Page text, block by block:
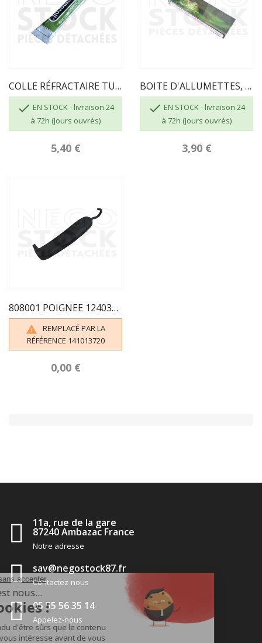
COLLE RÉFRACTAIRE TUBE DE 17 ML
 EN STOCK - livraison 24
à 72h (Jours ouvrés)
5,40 €
BOITE D'ALLUMETTES, 55 Pcs, Longueur 195mm
 EN STOCK - livraison 24
à 72h (Jours ouvrés)
3,90 €
808001 POIGNEE 1240301 1240501 FRANCO BELGE

REMPLACÉ PAR LA
RÉFÉRENCE 141013720
0,00 €
11a, rue de la gare
87240 Ambazac France
Notre adresse
sav@negostock87.fr
Contactez-nous
05 55 56 35 14
Appelez-nous